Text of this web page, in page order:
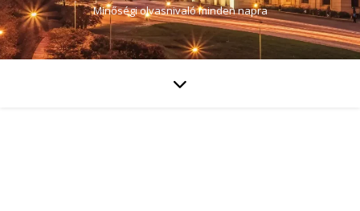
Minőségi olvasnivaló minden napra